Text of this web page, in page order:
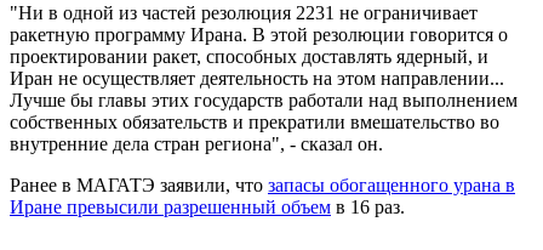
"Ни в одной из частей резолюция 2231 не ограничивает
ракетную программу Ирана. В этой резолюции говорится о
проектировании ракет, способных доставлять ядерный, и
Иран не осуществляет деятельность на этом направлении...
Лучше бы главы этих государств работали над выполнением
собственных обязательств и прекратили вмешательство во
внутренние дела стран региона", - сказал он.
Ранее в МАГАТЭ заявили, что запасы обогащенного урана в
Иране превысили разрешенный объем в 16 раз.